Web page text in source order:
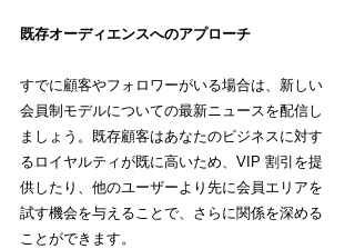
既存オーディエンスへのアプローチ
すでに顧客やフォロワーがいる場合は、新しい
会員制モデルについての最新ニュースを配信し
ましょう。既存顧客はあなたのビジネスに対す
るロイヤルティが既に高いため、VIP 割引を提
供したり、他のユーザーより先に会員エリアを
試す機会を与えることで、さらに関係を深める
ことができます。